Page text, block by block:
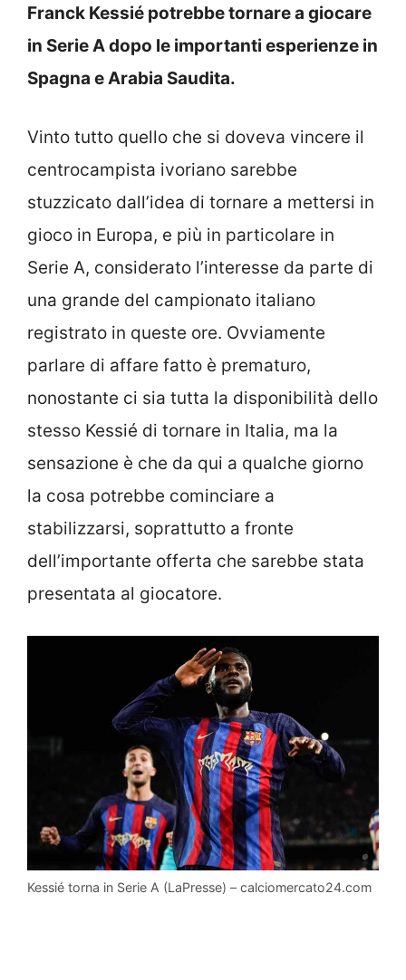
Franck Kessié potrebbe tornare a giocare
in Serie A dopo le importanti esperienze in
Spagna e Arabia Saudita.
Vinto tutto quello che si doveva vincere il
centrocampista ivoriano sarebbe
stuzzicato dall’idea di tornare a mettersi in
gioco in Europa, e più in particolare in
Serie A, considerato l’interesse da parte di
una grande del campionato italiano
registrato in queste ore. Ovviamente
parlare di affare fatto è prematuro,
nonostante ci sia tutta la disponibilità dello
stesso Kessié di tornare in Italia, ma la
sensazione è che da qui a qualche giorno
la cosa potrebbe cominciare a
stabilizzarsi, soprattutto a fronte
dell’importante offerta che sarebbe stata
presentata al giocatore.
Kessié torna in Serie A (LaPresse) – calciomercato24.com